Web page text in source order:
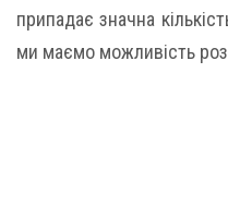
припадає значна
ми маємо можливість